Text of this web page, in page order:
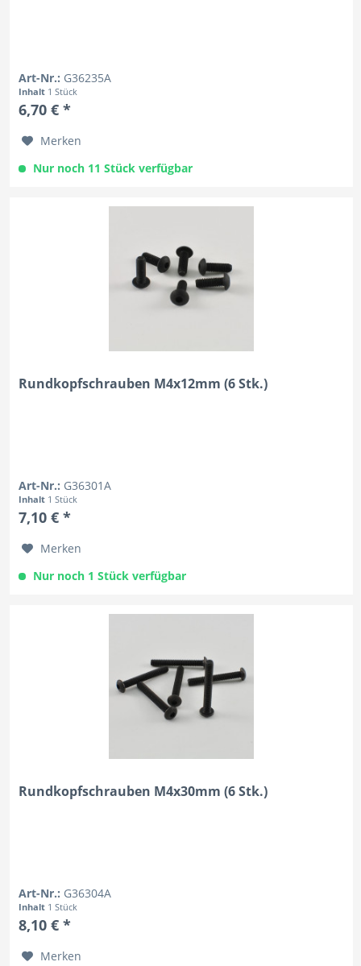
Art-Nr.: G36235A
Inhalt 1 Stück
6,70 € *
Merken
Nur noch 11 Stück verfügbar
Rundkopfschrauben M4x12mm (6 Stk.)
Art-Nr.: G36301A
Inhalt 1 Stück
7,10 € *
Merken
Nur noch 1 Stück verfügbar
Rundkopfschrauben M4x30mm (6 Stk.)
Art-Nr.: G36304A
Inhalt 1 Stück
8,10 € *
Merken